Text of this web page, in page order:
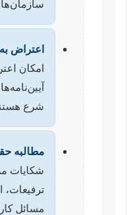
اعتراض
امکان
شرع
مطالبه
شکایات
ترفیعات،
مسائل